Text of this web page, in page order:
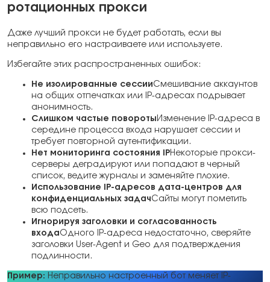
ротационных прокси
Даже лучший прокси не будет работать, если вы
неправильно его настраиваете или используете.
Избегайте этих распространенных ошибок:
Не изолированные сессииСмешивание аккаунтов
на общих отпечатках или IP-адресах подрывает
анонимность.
Слишком частые повороты Изменение IP-адреса в
середине процесса входа нарушает сессии и
требует повторной аутентификации.
Нет мониторинга состояния IPНекоторые прокси-
серверы деградируют или попадают в черный
список, ведите журналы и заменяйте плохие.
Использование IP-адресов дата-центров для
конфиденциальных задачСайты могут пометить
всю подсеть.
Игнорируя заголовки и согласованность
входаОдного IP-адреса недостаточно, сверяйте
заголовки User-Agent и Geo для подтверждения
подлинности.
Пример: Неправильно настроенный бот меняет IP-